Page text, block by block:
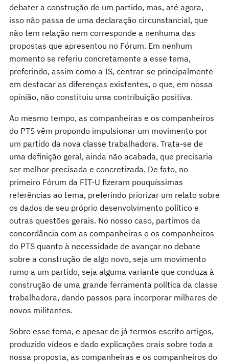
debater a construção de um partido, mas, até agora,
isso não passa de uma declaração circunstancial, que
não tem relação nem corresponde a nenhuma das
propostas que apresentou no Fórum. Em nenhum
momento se referiu concretamente a esse tema,
preferindo, assim como a IS, centrar-se principalmente
em destacar as diferenças existentes, o que, em nossa
opinião, não constituiu uma contribuição positiva.
Ao mesmo tempo, as companheiras e os companheiros
do PTS vêm propondo impulsionar um movimento por
um partido da nova classe trabalhadora. Trata-se de
uma definição geral, ainda não acabada, que precisaria
ser melhor precisada e concretizada. De fato, no
primeiro Fórum da FIT-U fizeram pouquíssimas
referências ao tema, preferindo priorizar um relato sobre
os dados de seu próprio desenvolvimento político e
outras questões gerais. No nosso caso, partimos da
concordância com as companheiras e os companheiros
do PTS quanto à necessidade de avançar no debate
sobre a construção de algo novo, seja um movimento
rumo a um partido, seja alguma variante que conduza à
construção de uma grande ferramenta política da classe
trabalhadora, dando passos para incorporar milhares de
novos militantes.
Sobre esse tema, e apesar de já termos escrito artigos,
produzido vídeos e dado explicações orais sobre toda a
nossa proposta, as companheiras e os companheiros do